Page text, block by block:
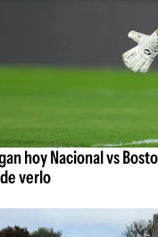
hoy Nacional vs
verlo